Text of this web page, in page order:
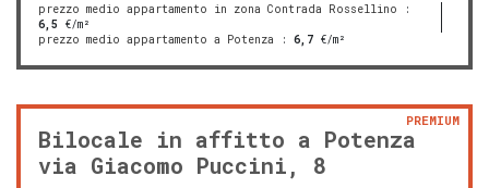
prezzo medio appartamento in zona Contrada Rossellino :
6,5 €/m²
prezzo medio appartamento a Potenza : 6,7 €/m²
Bilocale in affitto a Potenza
via Giacomo Puccini, 8
PREMIUM